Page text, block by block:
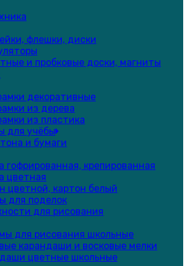
флешки, диски
и пробковые доски, магниты
декоративные
из дерева
из пластика
для учёбы
и бумаги
гофрированная, крепированная
цветная
цветной, картон белый
для поделок
для рисования
для рисования школьные
карандаши и восковые мелки
цветные школьные